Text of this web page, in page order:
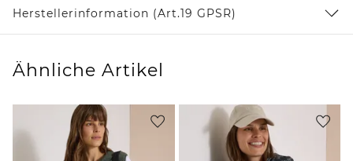
Herstellerinformation (Art.19 GPSR)
Ähnliche Artikel